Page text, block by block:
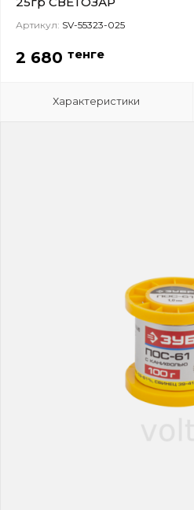
Артикул: SV-55323-025
2 680 тенге
Характеристики